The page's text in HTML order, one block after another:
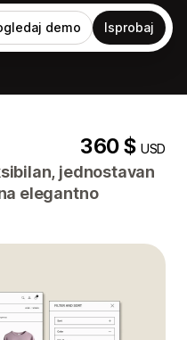
demo Isprobaj
360 $USD
jednostavan
elegantno